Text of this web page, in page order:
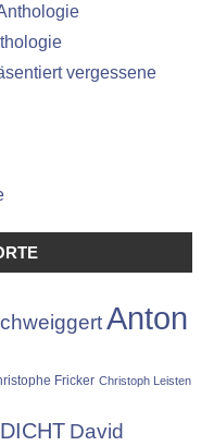
vergessene
Anton
Fricker Christoph Leisten
David